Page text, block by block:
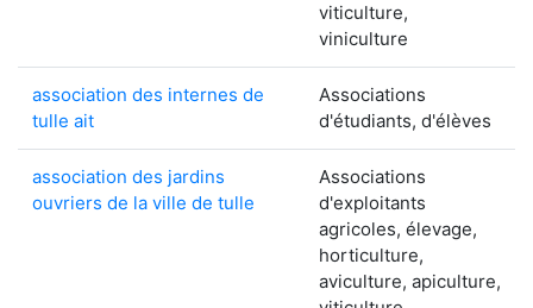
viticulture,
viniculture
association des internes de
tulle ait
Associations
d'étudiants, d'élèves
association des jardins
ouvriers de la ville de tulle
Associations
d'exploitants
agricoles, élevage,
horticulture,
aviculture, apiculture,